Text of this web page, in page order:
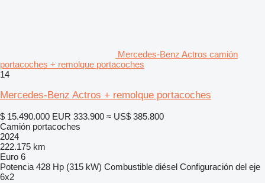
Mercedes-Benz Actros camión
portacoches + remolque portacoches
14
Mercedes-Benz Actros + remolque portacoches
$ 15.490.000 EUR 333.900 ≈ US$ 385.800
Camión portacoches
2024
222.175 km
Euro 6
Potencia 428 Hp (315 kW) Combustible diésel Configuración del eje
6x2